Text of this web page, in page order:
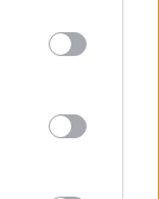
νικητή ως
το